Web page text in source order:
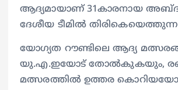
ആദ്യമായാണ് 31കാരനായ
ദേശീയ ടീമില്‍
യോഗ്യത റൗണ്ടിലെ ആദ്യ
യു.എ.ഇയോട് തോല്‍കുകയും,
മത്സരത്തില്‍ ഉത്തര